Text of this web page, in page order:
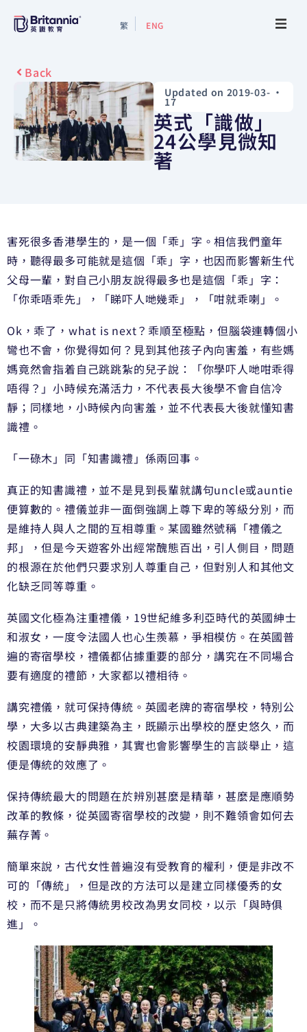
繁 ENG
Events
Study Guide
Contact Us
Back
Updated on 2019-03-
17
•
英式「識做」
24公學見微知
著
害死很多香港學生的，是一個「乖」字。相信我們童年
時，聽得最多可能就是這個「乖」字，也因而影響新生代
父母一輩，對自己小朋友說得最多也是這個「乖」字：
「你乖唔乖先」，「睇吓人哋幾乖」，「咁就乖喇」。
Ok，乖了，what is next？乖順至極點，但腦袋連轉個小
彎也不會，你覺得如何？見到其他孩子內向害羞，有些媽
媽竟然會指着自己跳跳紮的兒子說：「你學吓人哋咁乖得
唔得？」小時候充滿活力，不代表長大後學不會自信冷
靜；同樣地，小時候內向害羞，並不代表長大後就懂知書
識禮。
「一碌木」同「知書識禮」係兩回事。
真正的知書識禮，並不是見到長輩就講句uncle或auntie
便算數的。禮儀並非一面倒強調上尊下卑的等級分別，而
是維持人與人之間的互相尊重。某國雖然號稱「禮儀之
邦」，但是今天遊客外出經常醜態百出，引人側目，問題
的根源在於他們只要求別人尊重自己，但對別人和其他文
化缺乏同等尊重。
英國文化極為注重禮儀，19世紀維多利亞時代的英國紳士
和淑女，一度令法國人也心生羨慕，爭相模仿。在英國普
遍的寄宿學校，禮儀都佔據重要的部分，講究在不同場合
要有適度的禮節，大家都以禮相待。
講究禮儀，就可保持傳統。英國老牌的寄宿學校，特別公
學，大多以古典建築為主，既顯示出學校的歷史悠久，而
校園環境的安靜典雅，其實也會影響學生的言談舉止，這
便是傳統的效應了。
保持傳統最大的問題在於辨別甚麼是精華，甚麼是應順勢
改革的教條，從英國寄宿學校的改變，則不難領會如何去
蕪存菁。
簡單來說，古代女性普遍沒有受教育的權利，便是非改不
可的「傳統」，但是改的方法可以是建立同樣優秀的女
校，而不是只將傳統男校改為男女同校，以示「與時俱
進」。